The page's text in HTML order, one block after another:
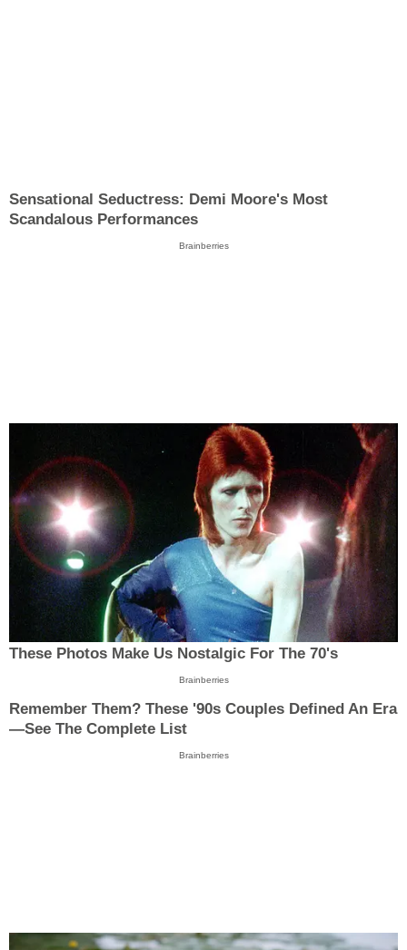
Sensational Seductress: Demi Moore's Most
Scandalous Performances
Brainberries
These Photos Make Us Nostalgic For The 70's
Brainberries
Remember Them? These '90s Couples Defined An Era
—See The Complete List
Brainberries